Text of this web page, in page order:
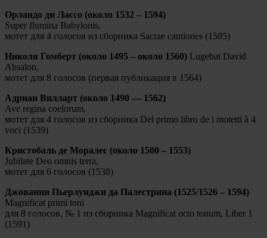
Орландо ди Лассо (около 1532 – 1594)
Super flumina Babylonis,
мотет для 4 голосов из сборника Sacrae cantiones (1585)
Николя Гомберт (около 1495 – около 1560) Lugebat David
Absalon,
мотет для 8 голосов (первая публикация в 1564)
Адриан Вилларт (около 1490 — 1562)
Ave regina coelorum,
мотет для 4 голосов из сборника Del primo libro de i motetti à 4
voci (1539)
Кристобаль де Моралес (около 1500 – 1553)
Jubilate Deo omnis terra,
мотет для 6 голосов (1538)
Джованни Пьерлуиджи да Палестрина (1525/1526 – 1594)
Magnificat primi toni
для 8 голосов, № 1 из сборника Magnificat octo tonum, Liber 1
(1591)